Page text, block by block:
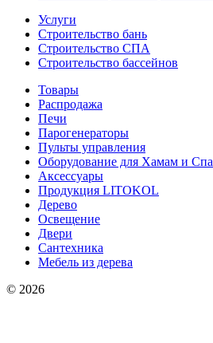
Услуги
Строительство бань
Строительство СПА
Строительство бассейнов
Товары
Распродажа
Печи
Парогенераторы
Пульты управления
Оборудование для Хамам и Спа
Аксессуары
Продукция LITOKOL
Дерево
Освещение
Двери
Сантехника
Мебель из дерева
© 2026